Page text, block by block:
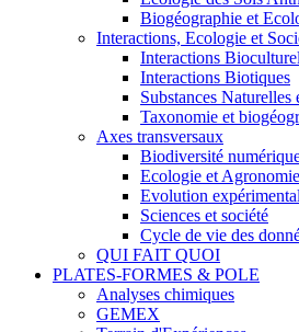
Biogéographie et
Interactions, Ecologie et
Interactions
Interactions Biotiques
Substances
Taxonomie et
Axes transversaux
Biodiversité
Ecologie et Agronomie
Evolution
Sciences et société
Cycle de vie des
QUI FAIT QUOI
PLATES-FORMES & POLE
Analyses chimiques
GEMEX